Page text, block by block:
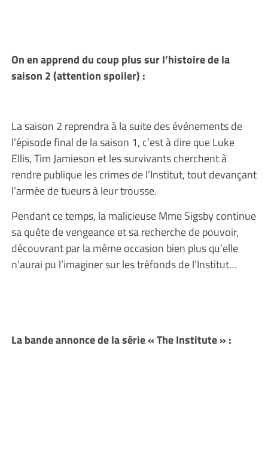
On en apprend du coup plus sur l’histoire de la
saison 2 (attention spoiler) :
La saison 2 reprendra à la suite des événements de
l’épisode final de la saison 1, c’est à dire que Luke
Ellis, Tim Jamieson et les survivants cherchent à
rendre publique les crimes de l’Institut, tout devançant
l’armée de tueurs à leur trousse.
Pendant ce temps, la malicieuse Mme Sigsby continue
sa quête de vengeance et sa recherche de pouvoir,
découvrant par la même occasion bien plus qu’elle
n’aurai pu l’imaginer sur les tréfonds de l’Institut…
La bande annonce de la série « The Institute » :